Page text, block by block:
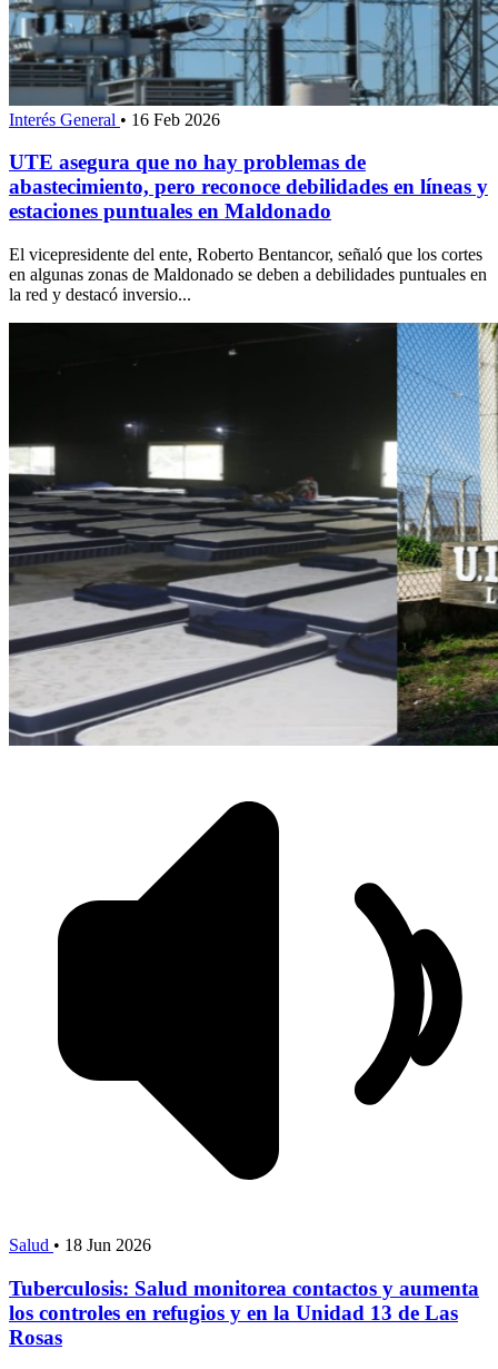
Interés General • 16 Feb 2026
UTE asegura que no hay problemas de
abastecimiento, pero reconoce debilidades en líneas y
estaciones puntuales en Maldonado
El vicepresidente del ente, Roberto Bentancor, señaló que los cortes
en algunas zonas de Maldonado se deben a debilidades puntuales en
la red y destacó inversio...
Salud • 18 Jun 2026
Tuberculosis: Salud monitorea contactos y aumenta
los controles en refugios y en la Unidad 13 de Las
Rosas